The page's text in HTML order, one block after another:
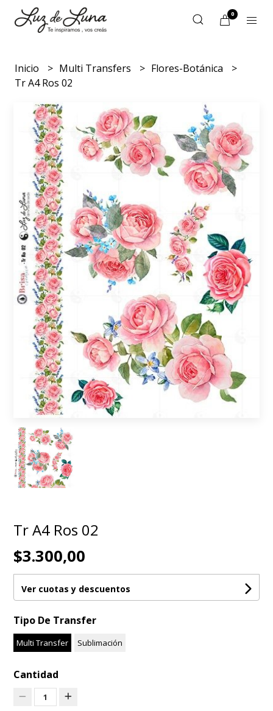
0
Inicio Multi Transfers
Flores-Botánica
Tr A4 Ros 02
Tr A4 Ros 02
$3.300,00
Ver cuotas y descuentos
Tipo De Transfer
Multi Transfer Sublimación
Cantidad
1